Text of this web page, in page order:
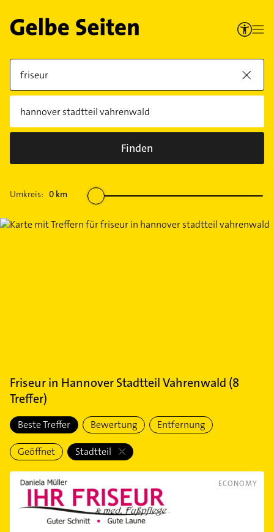
Finden
Umkreis: 0 km
Friseurin Hannover Stadtteil Vahrenwald (8
Treffer)
Beste Treffer Bewertung Entfernung
Geöffnet Stadtteil
ECONOMY